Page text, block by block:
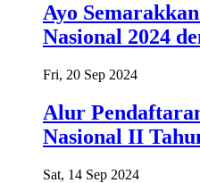
Ayo
Nasional 2024
Fri, 20 Sep 2024
Alur
Nasional II
Sat, 14 Sep 2024